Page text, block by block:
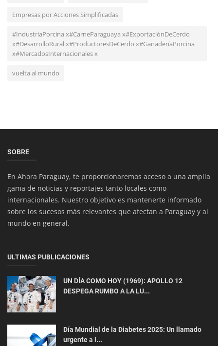
ACTUALIDAD
de Pilar ante Bajante Histó...
Empresas por Acciones Simplificadas
#IndustriaPorcina x#CarneParaguaya x#ExportaciónDeCerdo
x#DesarrolloRural x#ProductoresDeCerdo x#GanaderíaPorcina
x#MercadosInternacionales x
vuelta al mundo
SOBRE
En Ahora Paraguay, te proporcionaremos acceso a una amplia
gama de noticias y reportajes tanto locales como
internacionales. Nuestro objetivo es mantenerte informado
sobre los sucesos más relevantes que afectan a Paraguay y al
mundo en general.
ULTIMAS PUBLICACIONES
UN DÍA COMO HOY (1969): APOLLO 12
DESPEGA RUMBO A LA LU...
Día Mundial de la Diabetes 2025: Un llamado
urgente a l...